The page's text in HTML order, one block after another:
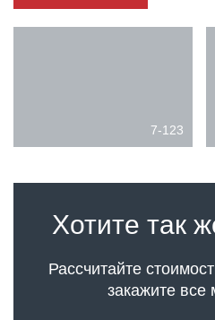
7-123
Хотите так
Рассчитайте
закажите все